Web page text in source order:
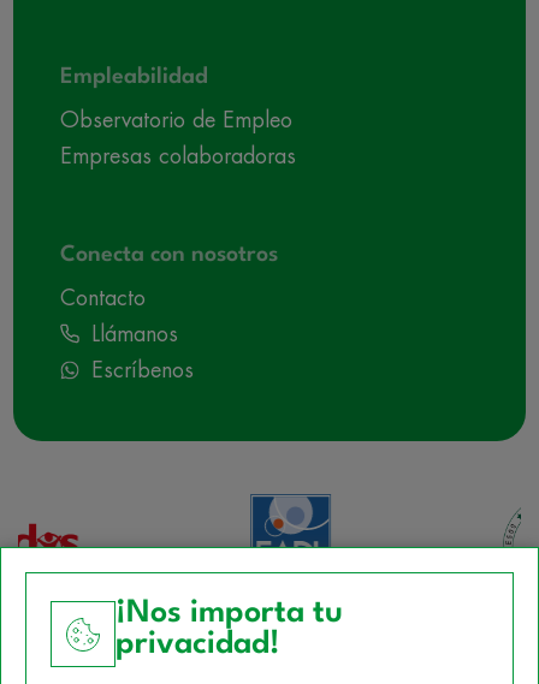
Empleabilidad
Observatorio de Empleo
Empresas colaboradoras
Conecta con nosotros
Contacto
Llámanos
Escríbenos
¡Nos importa tu
privacidad!